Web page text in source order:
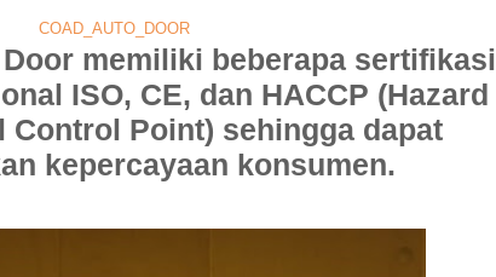
COAD_AUTO_DOOR
Door memiliki beberapa sertifikasi
ISO, CE, dan HACCP (Hazard
Point) sehingga dapat
kepercayaan konsumen.